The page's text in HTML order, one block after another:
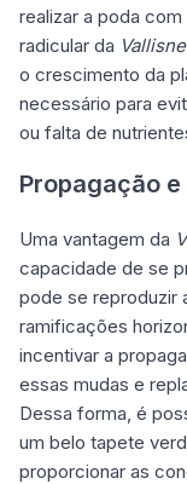
realizar a poda
radicular da
o crescimento da
necessário para
ou falta de
Propagação
Uma vantagem da
capacidade de se
pode se reproduzir
ramificações
incentivar a
essas mudas e
Dessa forma, é
um belo tapete
proporcionar as